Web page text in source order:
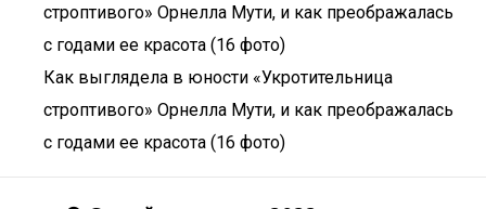
Как выглядела в юности «Укротительница
строптивого» Орнелла Мути, и как преображалась
с годами ее красота (16 фото)